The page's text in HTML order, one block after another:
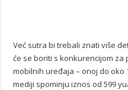
Već sutra bi trebali znati više
će se boriti s konkurencijom
mobilnih uređaja – onoj do oko
mediji spominju iznos od 599